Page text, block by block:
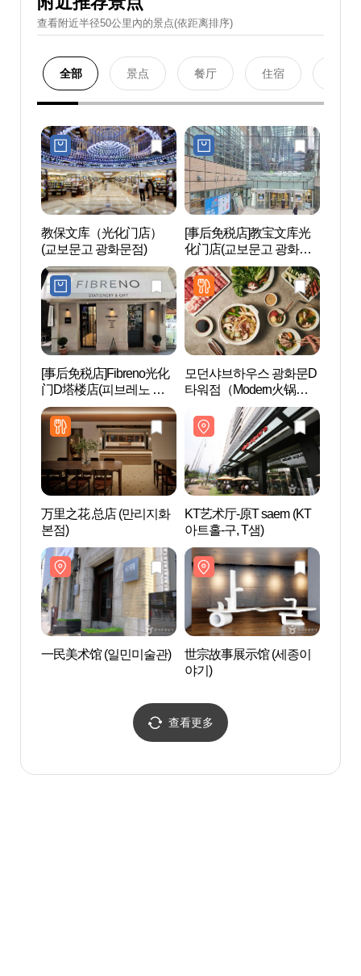
查看附近半径50公里內的景点(依距离排序)
全部 景点 餐厅 住宿
教保文库（光化门店）
(교보문고 광화문점)
[事后免税店]教宝文库光
化门店(교보문고 광화문
점)
[事后免税店]Fibreno光化
门D塔楼店(피브레노 광
화문 D타워점)
모던샤브하우스 광화문D
타워점（Modern火锅店
光化门D塔店）
万里之花 总店 (만리지화
본점)
KT艺术厅-原T saem (KT
아트홀-구, T샘)
一民美术馆 (일민미술관)
世宗故事展示馆 (세종이
야기)
查看更多